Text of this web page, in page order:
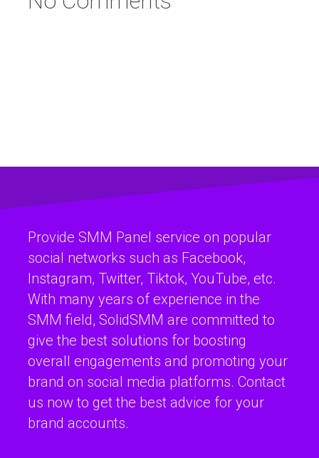
Provide SMM Panel service on popular
social networks such as Facebook,
Instagram, Twitter, Tiktok, YouTube, etc.
With many years of experience in the
SMM field, SolidSMM are committed to
give the best solutions for boosting
overall engagements and promoting your
brand on social media platforms. Contact
us now to get the best advice for your
brand accounts.